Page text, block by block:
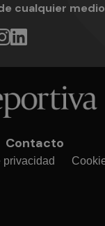
cualquier medio
Contacto
privacidad